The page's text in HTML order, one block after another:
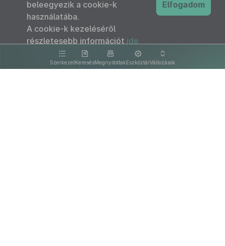
SzerkezetKeresésMegnyitottakEszköztárVáltozások
beleegyezik a cookie-k
használatába.
A cookie-k kezeléséről
részletesebb információt ide
kattintva olvashat.
Elfogadom